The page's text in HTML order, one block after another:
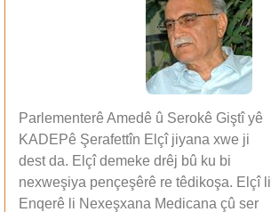
Parlementerê Amedê û Serokê Giştî yê
KADEPê Şerafettîn Elçî jiyana xwe ji
dest da. Elçî demeke drêj bû ku bi
nexweşiya pençeşêrê re têdikoşa. Elçî li
Enqerê li Nexeşxana Medicana çû ser